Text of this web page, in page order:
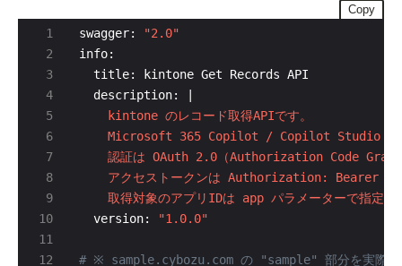
Copy
  3
  4
  5
  6
  7
  8
  9
10
swagger:
"2.0"
  description: |
取得対象のアプリIDは app パラメーターで指定し
  version:
"1.0.0"
# ※ sample.cybozu.com の "sample" 部分を実際の